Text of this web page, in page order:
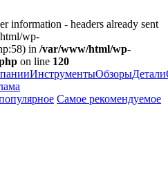
information - headers already sent
wp-
in /var/www/html/wp-
on line 120
ИнструментыОбзорыДетали
Самое рекомендуемое